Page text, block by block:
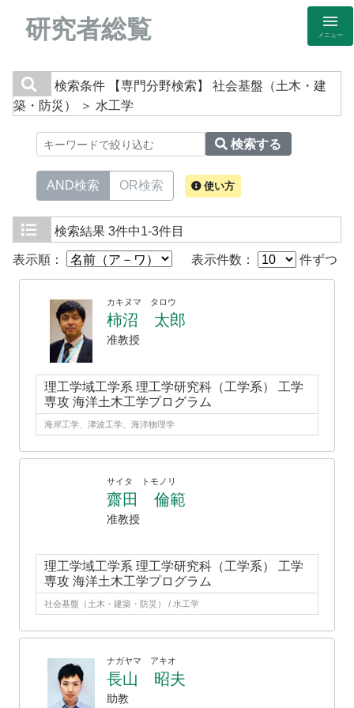
研究者総覧 メニュー
検索条件
【専門分野検索】 社会基盤（土木・建
築・防災） ＞ 水工学
検索する
AND検索 OR検索 使い方
検索結果 3件中1-3件目
表示順： 表示件数： 件ずつ
カキヌマ タロウ
柿沼 太郎
准教授
理工学域工学系 理工学研究科（工学系） 工学
専攻 海洋土木工学プログラム
海岸工学、津波工学、海洋物理学
サイタ トモノリ
齋田 倫範
准教授
理工学域工学系 理工学研究科（工学系） 工学
専攻 海洋土木工学プログラム
社会基盤（土木・建築・防災） / 水工学
ナガヤマ アキオ
長山 昭夫
助教